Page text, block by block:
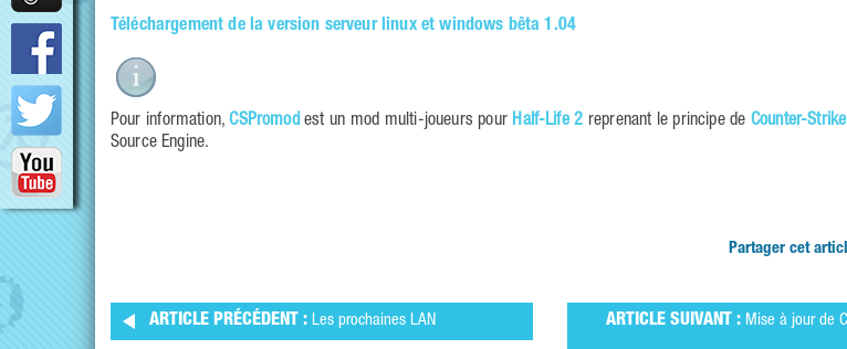
Téléchargement de la version serveur linux et windows bêta 1.04
Pour information,CSPromodest un mod multi-joueurs pour Half-Life 2 reprenant le principe de Counter-
Source Engine.
Partager cet
ARTICLE PRÉCÉDENT : Les prochaines LAN ARTICLE SUIVANT : Mise à jour de